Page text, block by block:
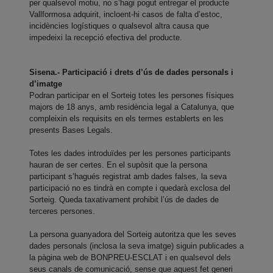
per qualsevol motiu, no s’hagi pogut entregar el producte
Vallformosa adquirit, incloent-hi casos de falta d’estoc,
incidències logístiques o qualsevol altra causa que
impedeixi la recepció efectiva del producte.
Sisena.- Participació i drets d’ús de dades personals i
d’imatge
Podran participar en el Sorteig totes les persones físiques
majors de 18 anys, amb residència legal a Catalunya, que
compleixin els requisits en els termes establerts en les
presents Bases Legals.
Totes les dades introduïdes per les persones participants
hauran de ser certes. En el supòsit que la persona
participant s’hagués registrat amb dades falses, la seva
participació no es tindrà en compte i quedarà exclosa del
Sorteig. Queda taxativament prohibit l’ús de dades de
terceres persones.
La persona guanyadora del Sorteig autoritza que les seves
dades personals (inclosa la seva imatge) siguin publicades a
la pàgina web de BONPREU-ESCLAT i en qualsevol dels
seus canals de comunicació, sense que aquest fet generi